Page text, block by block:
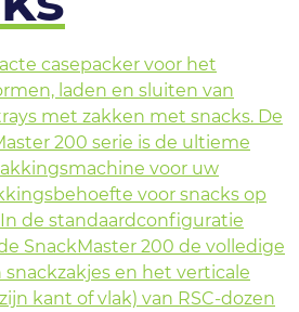
casepacker voor het
laden en sluiten van
met zakken met snacks. De
200 serie is de ultieme
voor uw
voor snacks op
de standaardconfiguratie
SnackMaster 200 de volledige
en het verticale
kant of vlak) van RSC-dozen